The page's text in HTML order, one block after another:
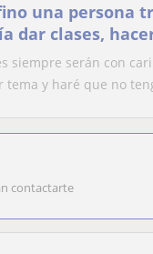
una persona
dar clases,
mi ayuda.
siempre serán con
tema y haré que no
contactarte